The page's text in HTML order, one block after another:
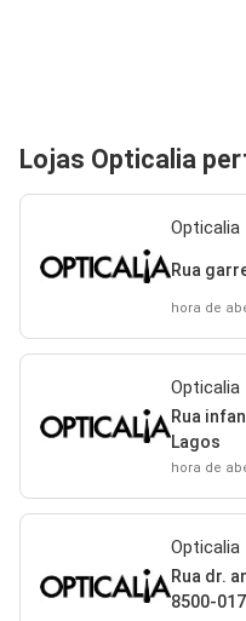
Lojas Opticalia
Opticalia
Rua
hora de
Opticalia
Rua
Lagos
hora de
Opticalia
Rua dr.
8500-